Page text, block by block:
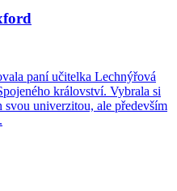
paní učitelka Lechnýřová
království. Vybrala si
svou univerzitou, ale především